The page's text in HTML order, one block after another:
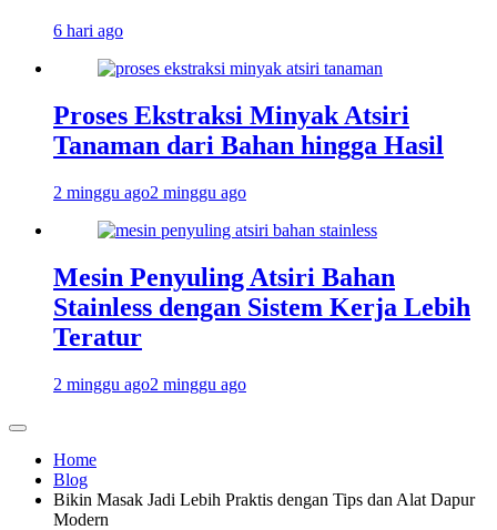
6 hari ago
Proses Ekstraksi Minyak Atsiri
Tanaman dari Bahan hingga Hasil
2 minggu ago2 minggu ago
Mesin Penyuling Atsiri Bahan
Stainless dengan Sistem Kerja Lebih
Teratur
2 minggu ago2 minggu ago
Home
Blog
Bikin Masak Jadi Lebih Praktis dengan Tips dan Alat Dapur
Modern